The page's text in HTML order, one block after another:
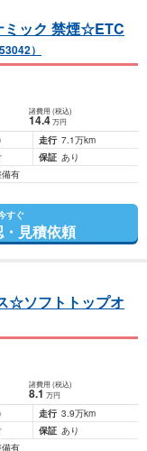
ミック 禁煙☆ETC
）
諸費用 (税込)
14.4 万円
走行 7.1万km
保証 あり
有
すぐ
見積依頼
☆ソフトトップオ
諸費用 (税込)
8.1 万円
走行 3.9万km
保証 あり
有